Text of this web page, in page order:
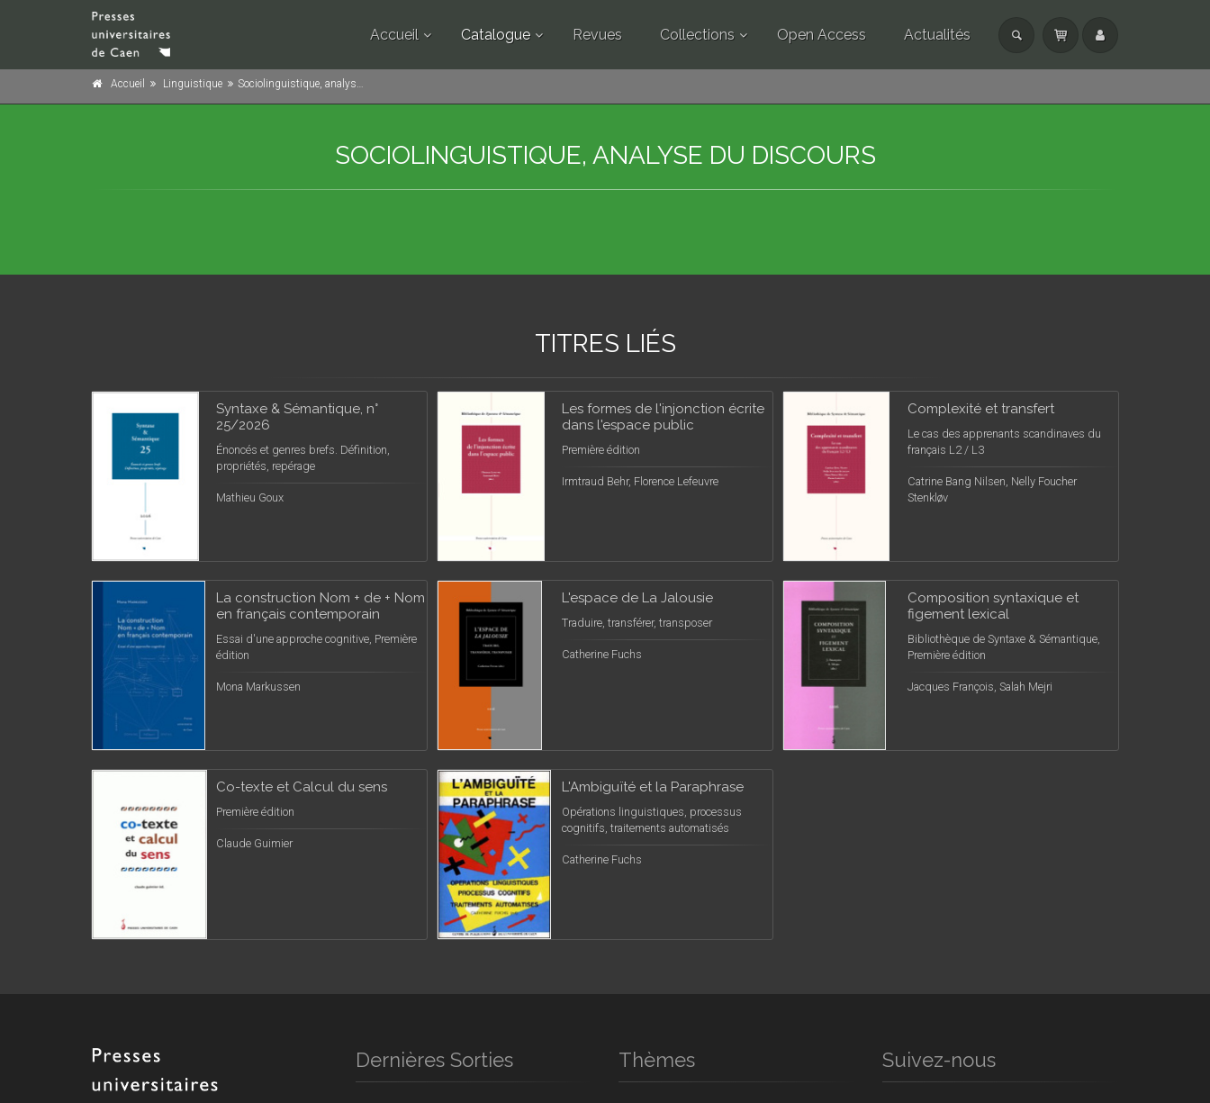
Accueil Catalogue Revues Collections Open Access Actualités
Accueil Linguistique Sociolinguistique, analyse du discours
SOCIOLINGUISTIQUE, ANALYSE DU DISCOURS
TITRES LIÉS
Syntaxe & Sémantique, n°
25/2026
Énoncés et genres brefs. Définition,
propriétés, repérage
Mathieu Goux
Les formes de l'injonction écrite
dans l'espace public
Première édition
Irmtraud Behr, Florence Lefeuvre
Complexité et transfert
Le cas des apprenants scandinaves du
français L2 / L3
Catrine Bang Nilsen, Nelly Foucher
Stenkløv
La construction Nom + de + Nom
en français contemporain
Essai d'une approche cognitive, Première
édition
Mona Markussen
L'espace de La Jalousie
Traduire, transférer, transposer
Catherine Fuchs
Composition syntaxique et
figement lexical
Bibliothèque de Syntaxe & Sémantique,
Première édition
Jacques François, Salah Mejri
Co-texte et Calcul du sens
Première édition
Claude Guimier
L'Ambiguïté et la Paraphrase
Opérations linguistiques, processus
cognitifs, traitements automatisés
Catherine Fuchs
Dernières Sorties Thèmes Suivez-nous